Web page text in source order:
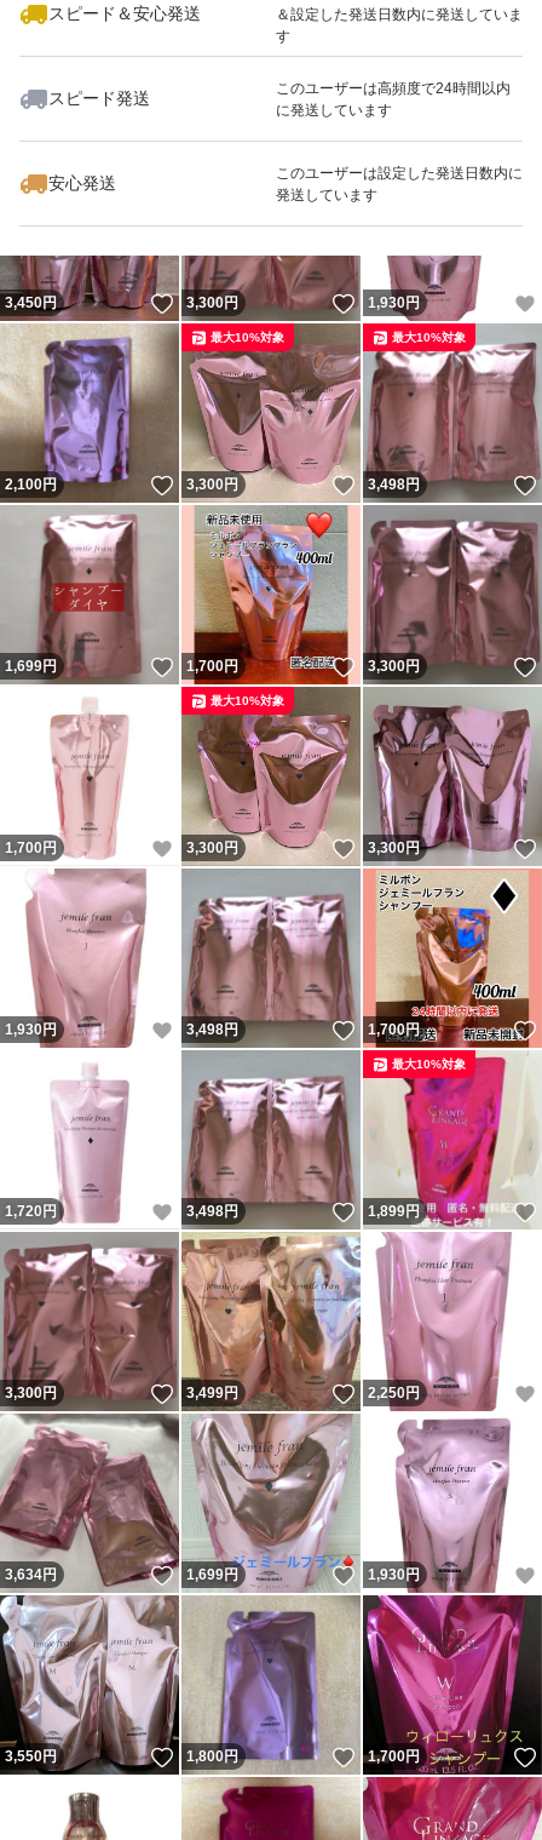
スピード＆安心発送
＆設定した発送日数内に発送していま
す
スピード発送
このユーザーは高頻度で24時間以内
に発送しています
安心発送
このユーザーは設定した発送日数内に
発送しています
いいね！
1,699
3,450円 いいね！
3,300円 いいね！
1,930円
2,100円 いいね！
3,300円 いいね！
最大10%対象
3,498円
最大10%対象
1,699円 いいね！
1,700円 いいね！
3,300円
1,700 円 いいね！
3,300円 いいね！
最大10%対象
3,300円
1,930円 いいね！
3,498円 いいね！
1,700円
1,720 円 いいね！
3,498円 いいね！
1,899円
最大10%対象
3,300円 いいね！
3,499円 いいね！
2,250円
3,634円 いいね！
1,699円 いいね！
1,930円
3,550円 いいね！
1,800円 いいね！
1,700円